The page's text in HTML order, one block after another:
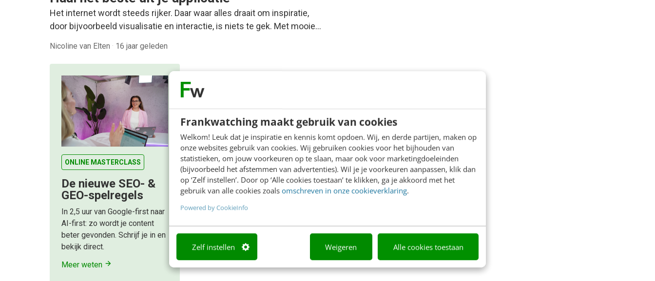
Frankwatching maakt gebruik van cookies
Welkom! Leuk dat je inspiratie en kennis komt opdoen. Wij, en derde partijen, maken op
onze websites gebruik van cookies. Wij gebruiken cookies voor het bijhouden van
statistieken, om jouw voorkeuren op te slaan, maar ook voor marketingdoeleinden
(bijvoorbeeld het afstemmen van advertenties). Wil je je voorkeuren aanpassen, klik dan
op ‘Zelf instellen’. Door op ‘Alle cookies toestaan’ te klikken, ga je akkoord met het
gebruik van alle cookies zoals omschreven in onze cookieverklaring.
Powered by CookieInfo
Zelf instellen Weigeren Alle cookies toestaan
Het internet wordt steeds rijker. Daar waar alles draait om inspiratie,
door bijvoorbeeld visualisatie en interactie, is niets te gek. Met mooie…
Nicoline van Elten · 16 jaar geleden
ONLINE MASTERCLASS
De nieuwe SEO- &
GEO-spelregels
In 2,5 uur van Google-first naar
AI-first: zo wordt je content
beter gevonden. Schrijf je in en
bekijk direct.
Meer weten